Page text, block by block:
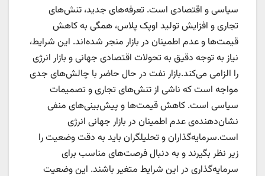
سیاسی و اقتصادی است. تعرفه‌های جدید، تنش‌های
تجاری و افزایش تولید اوپک پلاس، همگی به کاهش
قیمت‌ها و عدم اطمینان در بازار منجر شده‌اند. این شرایط،
نیاز به توجه دقیق به تحولات اقتصادی جهانی و بازار انرژی
را الزامی می‌کند.بازار نفت در حال حاضر با چالش‌های جدی
مواجه است که ناشی از تنش‌های تجاری و تصمیمات
سیاسی است. کاهش قیمت‌ها و پیش‌بینی‌های منفی
نشان‌دهنده‌ی عدم اطمینان در بازار جهانی انرژی
است.سرمایه‌گذاران و تحلیلگران باید به دقت وضعیت را
زیر نظر بگیرند و به دنبال فرصت‌های مناسب برای
سرمایه‌گذاری در این شرایط متغیر باشند. این وضعیت